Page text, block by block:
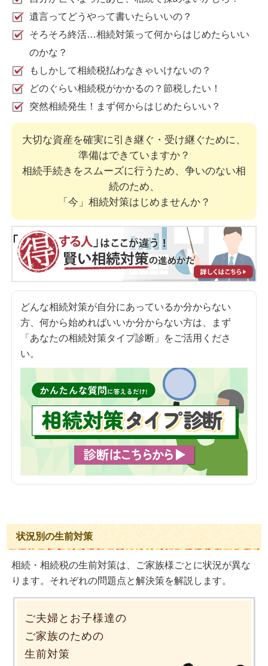
遺言ってどうやって書いたらいいの？
そろそろ終活…相続対策って何からはじめたらいい
のかな？
もしかして相続税払わなきゃいけないの？
どのぐらい相続税がかかるの？節税したい！
突然相続発生！まず何からはじめたらいい？
大切な資産を確実に引き継ぐ・受け継ぐために、
準備はできていますか？
相続手続きをスムーズに行うため、争いのない相
続のため、
「今」相続対策はじめませんか？
どんな相続対策が自分にあっているか分からない
方、何から始めればいいか分からない方は、まず
「あなたの相続対策タイプ診断」をご活用くださ
い。
状況別の生前対策
相続・相続税の生前対策は、ご家族様ごとに状況が異な
ります。それぞれの問題点と解決策を解説します。
ご夫婦とお子様達の
ご家族のための
生前対策